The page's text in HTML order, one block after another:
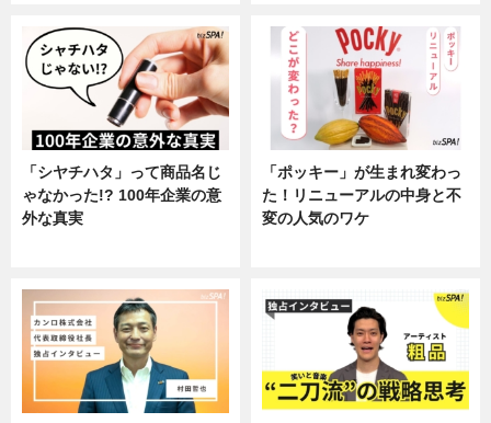
「シヤチハタ」って商品名じ
ゃなかった!? 100年企業の意
外な真実
「ポッキー」が生まれ変わっ
た！リニューアルの中身と不
変の人気のワケ